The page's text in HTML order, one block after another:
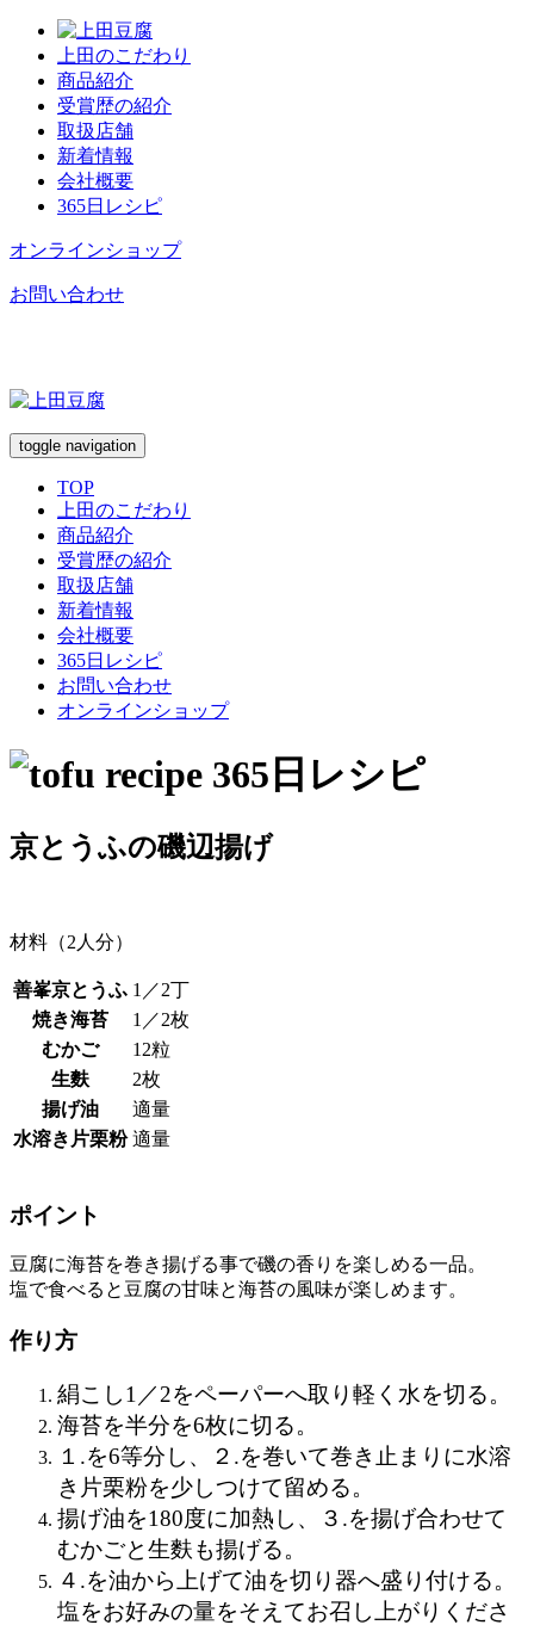
上田のこだわり
商品紹介
受賞歴の紹介
取扱店舗
新着情報
会社概要
365日レシピ
オンラインショップ
お問い合わせ
toggle navigation
TOP
上田のこだわり
商品紹介
受賞歴の紹介
取扱店舗
新着情報
会社概要
365日レシピ
お問い合わせ
オンラインショップ
京とうふの磯辺揚げ
材料（2人分）
善峯京とうふ 1／2丁
焼き海苔
1／2枚
むかご
12粒
生麩
2枚
揚げ油
適量
水溶き片栗粉 適量
ポイント
豆腐に海苔を巻き揚げる事で磯の香りを楽しめる一品。
塩で食べると豆腐の甘味と海苔の風味が楽しめます。
作り方
絹こし1／2をペーパーへ取り軽く水を切る。
海苔を半分を6枚に切る。
１.を6等分し、２.を巻いて巻き止まりに水溶
き片栗粉を少しつけて留める。
揚げ油を180度に加熱し、３.を揚げ合わせて
むかごと生麩も揚げる。
４.を油から上げて油を切り器へ盛り付ける。
塩をお好みの量をそえてお召し上がりくださ